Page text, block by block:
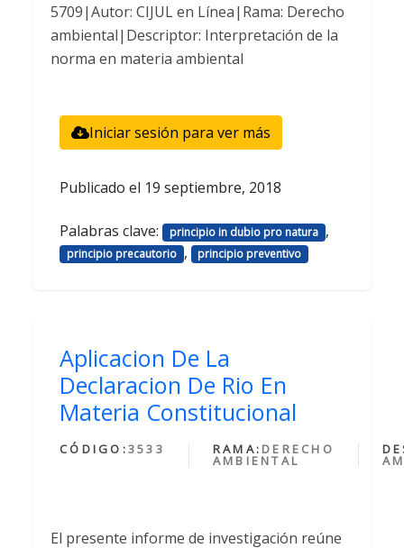
5709|Autor: CIJUL en Línea|Rama: Derecho
ambiental|Descriptor: Interpretación de la
norma en materia ambiental
Iniciar sesión para ver más
Publicado el 19 septiembre, 2018
Palabras clave: principio in dubio pro natura ,
principio precautorio , principio preventivo
Aplicacion De La
Declaracion De Rio En
Materia Constitucional
CÓDIGO:3533 RAMA: DERECHO
AMBIENTAL
El presente informe de investigación reúne